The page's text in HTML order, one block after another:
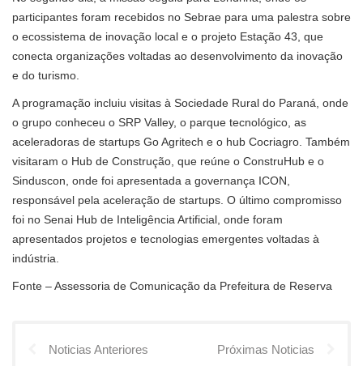
participantes foram recebidos no Sebrae para uma palestra sobre
o ecossistema de inovação local e o projeto Estação 43, que
conecta organizações voltadas ao desenvolvimento da inovação
e do turismo.
A programação incluiu visitas à Sociedade Rural do Paraná, onde
o grupo conheceu o SRP Valley, o parque tecnológico, as
aceleradoras de startups Go Agritech e o hub Cocriagro. Também
visitaram o Hub de Construção, que reúne o ConstruHub e o
Sinduscon, onde foi apresentada a governança ICON,
responsável pela aceleração de startups. O último compromisso
foi no Senai Hub de Inteligência Artificial, onde foram
apresentados projetos e tecnologias emergentes voltadas à
indústria.
Fonte – Assessoria de Comunicação da Prefeitura de Reserva
Noticias Anteriores Próximas Noticias